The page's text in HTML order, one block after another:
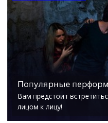
Популярные
Вам предстоит
лицом к лицу!